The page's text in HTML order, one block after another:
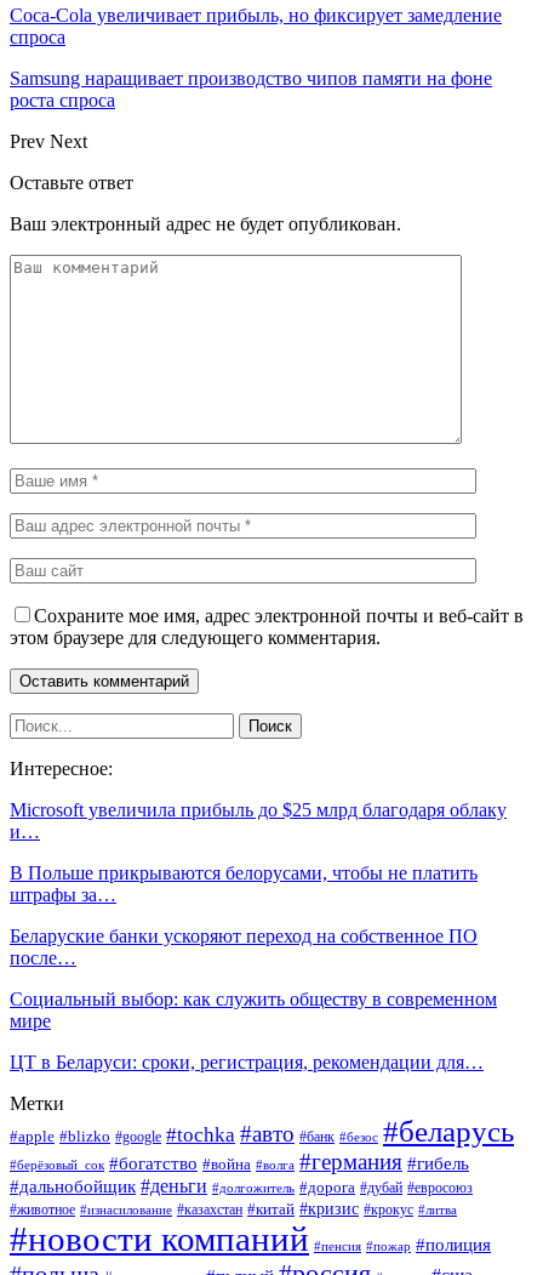
Coca-Cola увеличивает прибыль, но фиксирует замедление
спроса
Samsung наращивает производство чипов памяти на фоне
роста спроса
Prev Next
Оставьте ответ
Ваш электронный адрес не будет опубликован.
Сохраните мое имя, адрес электронной почты и веб-сайт в
этом браузере для следующего комментария.
Интересное:
Microsoft увеличила прибыль до $25 млрд благодаря облаку
и…
В Польше прикрываются белорусами, чтобы не платить
штрафы за…
Беларуские банки ускоряют переход на собственное ПО
после…
Социальный выбор: как служить обществу в современном
мире
ЦТ в Беларуси: сроки, регистрация, рекомендации для…
Метки
#apple #blizko #google #tochka #авто #банк #безос #беларусь
#берёзовый_сок #богатство #война #волга #германия #гибель
#дальнобойщик #деньги #долгожитель #дорога #дубай #евросоюз
#животное #изнасилование #казахстан #китай #кризис #крокус #литва
#новости компаний #пенсия #пожар #полиция